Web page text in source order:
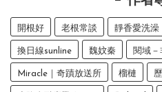
開根好 老根常談 靜香愛洗澡
換日線sunline 魏妏秦 閱域－
Miracle｜奇蹟放送所 榴槤